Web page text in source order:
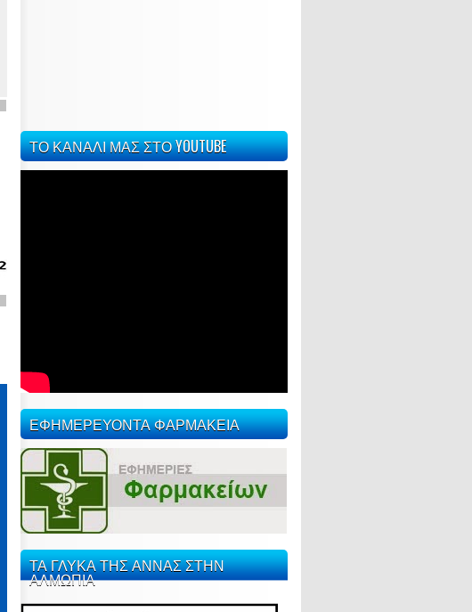
ΤΟ ΚΑΝΑΛΙ ΜΑΣ ΣΤΟ YOUTUBE
ΕΦΗΜΕΡΕΥΟΝΤΑ ΦΑΡΜΑΚΕΙΑ
ΤΑ ΓΛΥΚΑ ΤΗΣ ΑΝΝΑΣ ΣΤΗΝ
ΑΛΜΩΠΙΑ